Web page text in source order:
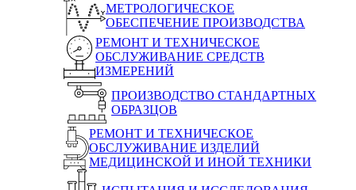
МЕТРОЛОГИЧЕСКОЕ
ОБЕСПЕЧЕНИЕ ПРОИЗВОДСТВА
РЕМОНТ И ТЕХНИЧЕСКОЕ
ОБСЛУЖИВАНИЕ СРЕДСТВ
ИЗМЕРЕНИЙ
ПРОИЗВОДСТВО СТАНДАРТНЫХ
ОБРАЗЦОВ
РЕМОНТ И ТЕХНИЧЕСКОЕ
ОБСЛУЖИВАНИЕ ИЗДЕЛИЙ
МЕДИЦИНСКОЙ И ИНОЙ ТЕХНИКИ